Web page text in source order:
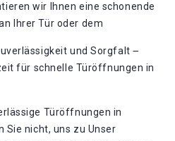
wir Ihnen eine schonende
Ihrer Tür oder dem
und Sorgfalt ౼
für schnelle Türöffnungen in
Türöffnungen in
Sie nicht, uns zu Unser